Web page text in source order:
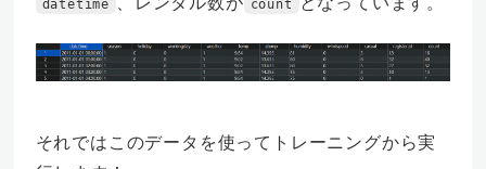
datetime count
それではこのデータを使ってトレーニングから実